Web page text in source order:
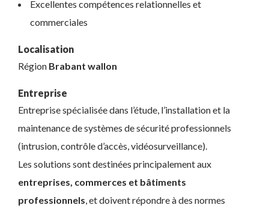
Excellentes compétences relationnelles et
commerciales
Localisation
Région Brabant wallon
Entreprise
Entreprise spécialisée dans l’étude, l’installation et la
maintenance de systèmes de sécurité professionnels
(intrusion, contrôle d’accès, vidéosurveillance).
Les solutions sont destinées principalement aux
entreprises, commerces et bâtiments
professionnels, et doivent répondre à des normes